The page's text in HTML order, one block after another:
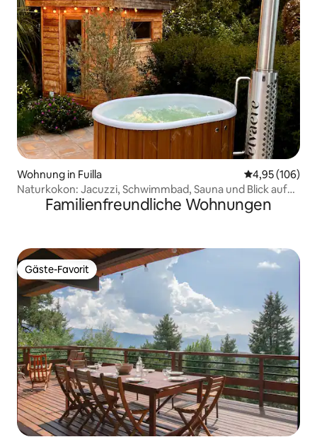
Wohnung in Fuilla
4,95 (106)
Naturkokon: Jacuzzi, Schwimmbad, Sauna und Blick auf
den Canigou
Familienfreundliche Wohnungen
Gäste-Favorit
Gäste-Favorit